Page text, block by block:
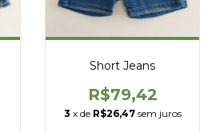
Short Jeans
R$79,42
3 x de R$26,47 sem juros